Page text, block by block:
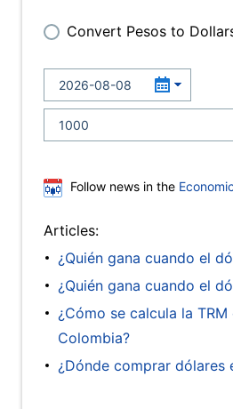
Convert Pesos to
Follow news in the
Articles:
¿Quién gana cuando el
¿Quién gana cuando el
¿Cómo se calcula la
Colombia?
¿Dónde comprar dólares